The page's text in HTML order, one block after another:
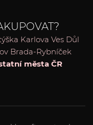
Karlova Ves Důl
Brada-Rybníček
města ČR